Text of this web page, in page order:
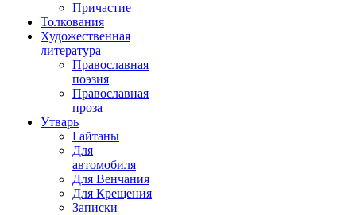
Причастие
Толкования
Художественная
литература
Православная
поэзия
Православная
проза
Утварь
Гайтаны
Для
автомобиля
Для Венчания
Для Крещения
Записки